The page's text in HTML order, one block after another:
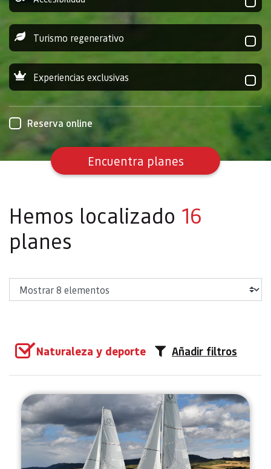
Turismo regenerativo
Experiencias exclusivas
Reserva online
Encuentra planes
Hemos localizado 16
planes
Naturaleza y deporte Añadir filtros
Paseos en barco de vela